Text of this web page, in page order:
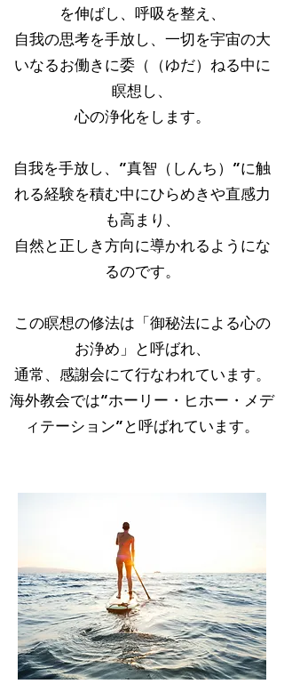
を伸ばし、呼吸を整え、
自我の思考を手放し、一切を宇宙の大
いなるお働きに委（（ゆだ）ねる中に
瞑想し、
心の浄化をします。
自我を手放し、”真智（しんち）”に触
れる経験を積む中にひらめきや直感力
も高まり、
自然と正しき方向に導かれるようにな
るのです。
この瞑想の修法は「御秘法による心の
お浄め」と呼ばれ、
通常、感謝会にて行なわれています。
海外教会では“ホーリー・ヒホー・メデ
ィテーション”と呼ばれています。